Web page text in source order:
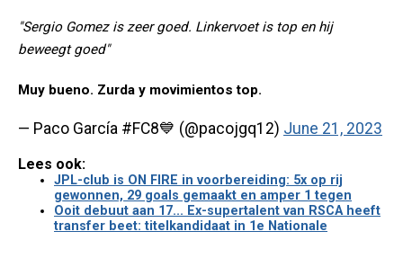
"Sergio Gomez is zeer goed. Linkervoet is top en hij
beweegt goed"
Muy bueno. Zurda y movimientos top.
— Paco García #FC8💙 (@pacojgq12) June 21, 2023
Lees ook:
JPL-club is ON FIRE in voorbereiding: 5x op rij
gewonnen, 29 goals gemaakt en amper 1 tegen
Ooit debuut aan 17... Ex-supertalent van RSCA heeft
transfer beet: titelkandidaat in 1e Nationale